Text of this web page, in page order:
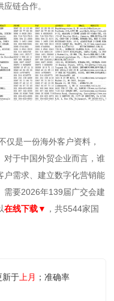
链合作。
仅是一份海外客户资料，
对于中国外贸企业而言，谁
户需求、建立数字化营销能
需要2026年139届广交会建
在线下载▼ ，共5544家国
新于上月 ；准确率